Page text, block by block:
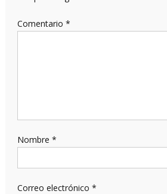
Comentario *
Nombre *
Correo electrónico *